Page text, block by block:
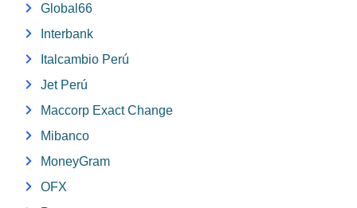
Global66
Interbank
Italcambio Perú
Jet Perú
Maccorp Exact Change
Mibanco
MoneyGram
OFX